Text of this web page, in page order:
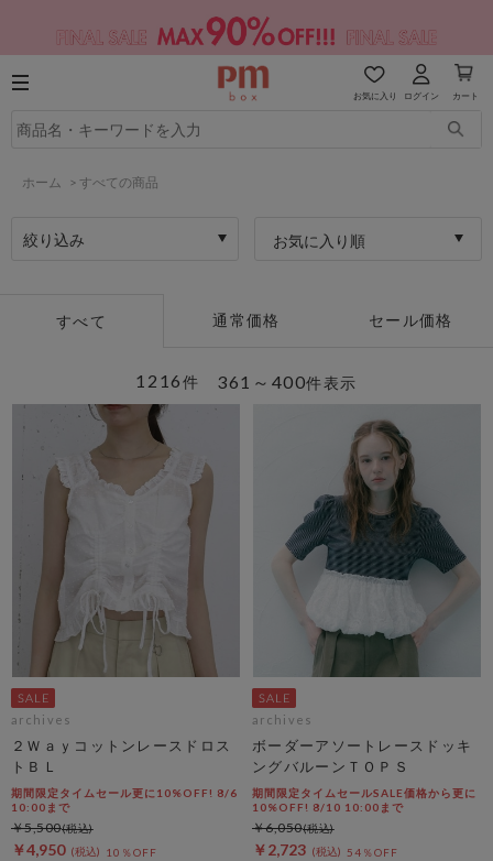
お気に入り ログイン カート
ホーム > すべての商品
絞り込み お気に入り順
すべて 通常価格 セール価格
361～400件表示
1216件
archives
２Ｗａｙコットンレースドロス
トＢＬ
期間限定タイムセール更に10%OFF! 8/6
10:00まで
￥4,950 10％OFF
￥5,500
archives
ボーダーアソートレースドッキ
ングバルーンＴＯＰＳ
期間限定タイムセールSALE価格から更に
10%OFF! 8/10 10:00まで
￥2,723 54％OFF
￥6,050